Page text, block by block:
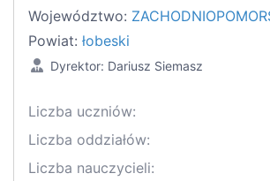
Województwo:
Powiat: łobeski
Dyrektor: Dariusz Siemasz
Liczba uczniów:
Liczba oddziałów:
Liczba nauczycieli: